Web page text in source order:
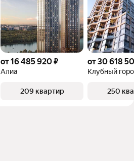
от 16 485 920 ₽
Алиа
209 квартир
от 30 618
250